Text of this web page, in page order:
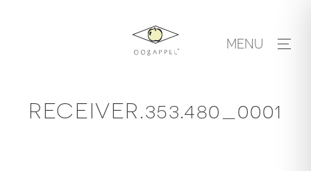
MENU
RECEIVER.353.480_0001